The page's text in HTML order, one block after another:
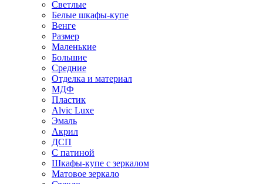
Светлые
Белые шкафы-купе
Венге
Размер
Маленькие
Большие
Средние
Отделка и материал
МДФ
Пластик
Alvic Luxe
Эмаль
Акрил
ДСП
С патиной
Шкафы-купе с зеркалом
Матовое зеркало